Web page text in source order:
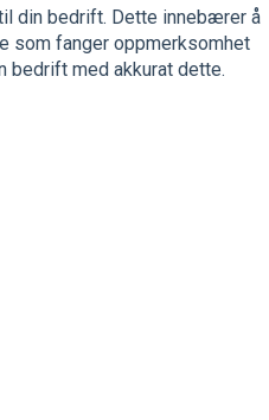
din bedrift. Dette innebærer å
som fanger oppmerksomhet
bedrift med akkurat dette.